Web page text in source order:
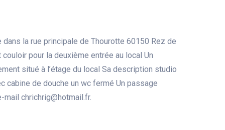
la rue principale de Thourotte 60150 Rez de
pour la deuxième entrée au local Un
situé à l’étage du local Sa description studio
cabine de douche un wc fermé Un passage
chrichrig@hotmail.fr.